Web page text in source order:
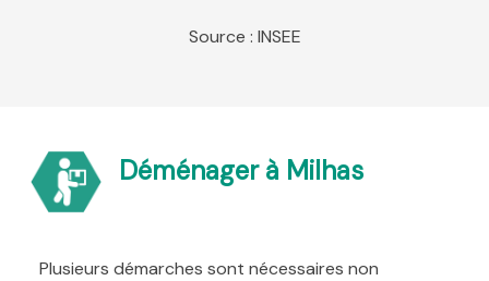
Source : INSEE
Déménager à Milhas
Plusieurs démarches sont nécessaires non